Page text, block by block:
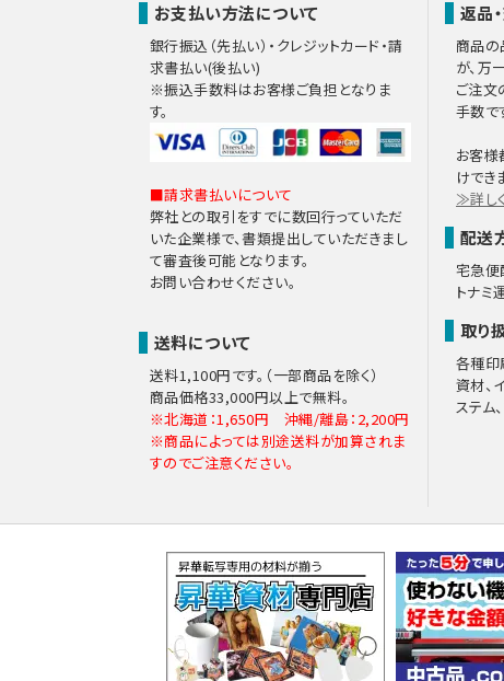
（５）個人情報の取扱いの
取得した個人情報の取扱いの全
（６）開示対象個人情報
ご本人からの求めにより、当
および第三者への提供の 停止（「
開示の
（７）個人情報を入力す
氏名、電子メールアドレス、都
が取れないときに、お電話を差
た入力していただきました電子
（８）本人が容易に認識
クッキーやウェブビーコン等を
（９）個人情報の安全管理
取得した個人情報については、
（１０）個人情報の任意
皆様方が弊社に提供する個人情
手続き等の処理又は迅速な連絡
お支払い方法について
銀行振込（先払い）・クレジットカード・請
求書払い(後払い)
※振込手数料はお客様ご負担となりま
す。
■請求書払いについて
弊社との取引をすでに数回行っていただ
いた企業様で、書類提出していただきまし
て審査後可能となります。
お問い合わせください。
送料について
送料1,100円です。（一部商品を除く）
商品価格33,000円以上で無料。
※北海道：1,650円 沖縄/離島：2,200円
※商品によっては別途送料が加算されま
すのでご注意ください。
返品
商品の
が、万
ご注文
手数で
お客様
けで
≫詳し
配送
宅急便
トナミ
取り
各種印
資材、
ステム